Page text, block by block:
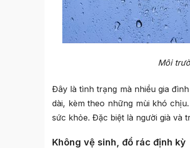
Môi
Đây là tình trạng mà nhiều gia
dài, kèm theo những mùi khó
sức khỏe. Đặc biệt là người già và
Không vệ sinh, đổ rác định kỳ